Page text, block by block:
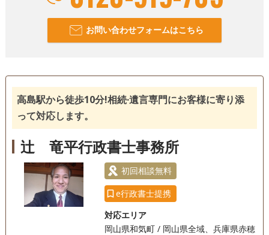
お問い合わせフォームはこちら
高島駅から徒歩10分!相続·遺言専門にお客様に寄り添
って対応します。
辻󠄀 竜平行政書士事務所
初回相談無料
e行政書士提携
対応エリア
岡山県和気町 / 岡山県全域、兵庫県赤穂